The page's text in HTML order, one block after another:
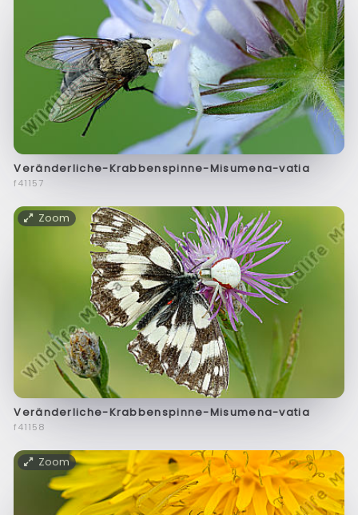
Veränderliche-Krabbenspinne-Misumena-vatia
f41157
Zoom
Veränderliche-Krabbenspinne-Misumena-vatia
f41158
Zoom